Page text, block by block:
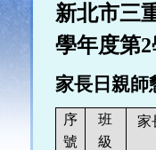
新北市三
學年度第2
家長日親師
序
號
班
級
家